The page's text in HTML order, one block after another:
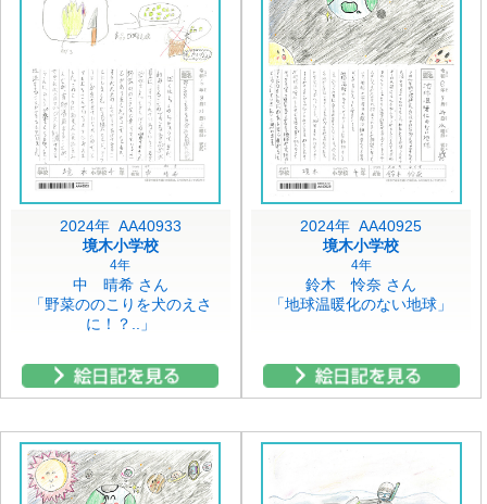
2024年 AA40933
境木小学校
4年
中 晴希 さん
「野菜ののこりを犬のえさ
に！？..」
2024年 AA40925
境木小学校
4年
鈴木 怜奈 さん
「地球温暖化のない地球」